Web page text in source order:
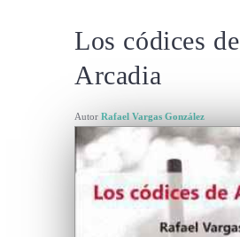
Los códices de
Arcadia
Autor Rafael Vargas González